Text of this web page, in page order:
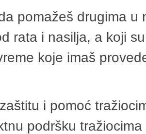
pomažeš drugima
rata i nasilja, a koji
koje imaš
i pomoć
podršku